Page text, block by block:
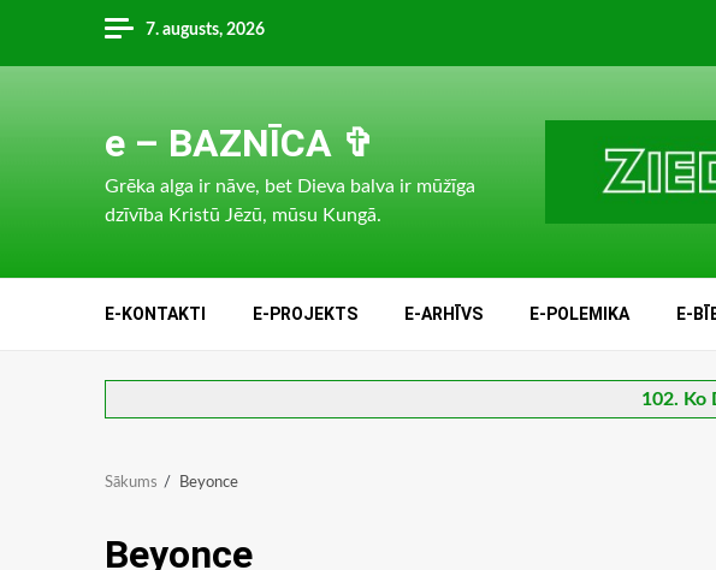
content
7. augusts, 2026
e – BAZNĪCA ✞
Grēka alga ir nāve, bet Dieva balva ir mūžīga
dzīvība Kristū Jēzū, mūsu Kungā.
E-KONTAKTI E-PROJEKTS E-ARHĪVS E-POLEMIKA E-
102. Ko
Sākums Beyonce
Beyonce